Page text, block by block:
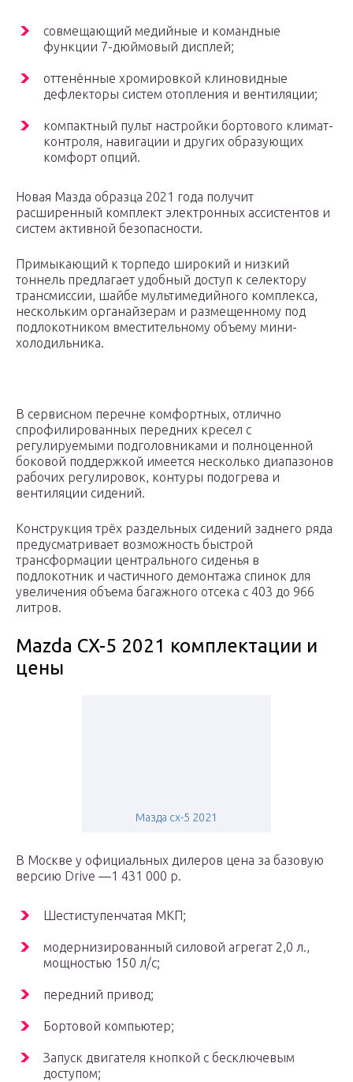
совмещающий медийные и командные
функции 7-дюймовый дисплей;
оттенённые хромировкой клиновидные
дефлекторы систем отопления и вентиляции;
компактный пульт настройки бортового климат-
контроля, навигации и других образующих
комфорт опций.
Новая Мазда образца 2021 года получит
расширенный комплект электронных ассистентов и
систем активной безопасности.
Примыкающий к торпедо широкий и низкий
тоннель предлагает удобный доступ к селектору
трансмиссии, шайбе мультимедийного комплекса,
нескольким органайзерам и размещенному под
подлокотником вместительному объему мини-
холодильника.
В сервисном перечне комфортных, отлично
спрофилированных передних кресел с
регулируемыми подголовниками и полноценной
боковой поддержкой имеется несколько диапазонов
рабочих регулировок, контуры подогрева и
вентиляции сидений.
Конструкция трёх раздельных сидений заднего ряда
предусматривает возможность быстрой
трансформации центрального сиденья в
подлокотник и частичного демонтажа спинок для
увеличения объема багажного отсека с 403 до 966
литров.
Mazda CX-5 2021 комплектации и
цены
Мазда сх-5 2021
В Москве у официальных дилеров цена за базовую
версию Drive ––1 431 000 р.
Шестиступенчатая МКП;
модернизированный силовой агрегат 2,0 л.,
мощностью 150 л/с;
передний привод;
Бортовой компьютер;
Запуск двигателя кнопкой с бесключевым
доступом;